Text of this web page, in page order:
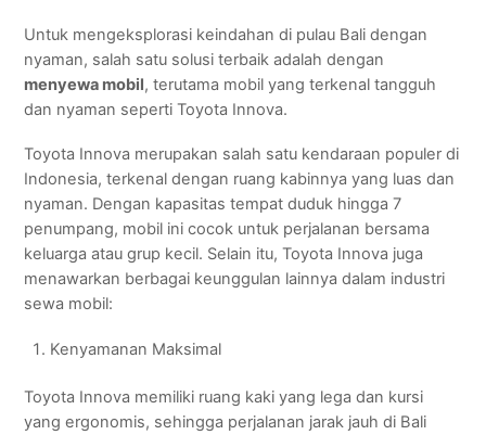
Untuk mengeksplorasi keindahan di pulau Bali dengan
nyaman, salah satu solusi terbaik adalah dengan
menyewa mobil, terutama mobil yang terkenal tangguh
dan nyaman seperti Toyota Innova.
Toyota Innova merupakan salah satu kendaraan populer di
Indonesia, terkenal dengan ruang kabinnya yang luas dan
nyaman. Dengan kapasitas tempat duduk hingga 7
penumpang, mobil ini cocok untuk perjalanan bersama
keluarga atau grup kecil. Selain itu, Toyota Innova juga
menawarkan berbagai keunggulan lainnya dalam industri
sewa mobil:
Kenyamanan Maksimal
Toyota Innova memiliki ruang kaki yang lega dan kursi
yang ergonomis, sehingga perjalanan jarak jauh di Bali